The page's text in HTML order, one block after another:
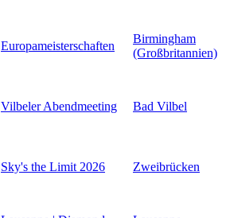
Europameisterschaften
Birmingham
(Großbritannien)
Vilbeler Abendmeeting Bad Vilbel
Sky's the Limit 2026 Zweibrücken